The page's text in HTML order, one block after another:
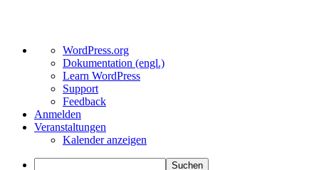
Über
WordPress
WordPress.org
Dokumentation (engl.)
Learn WordPress
Support
Feedback
Anmelden
Veranstaltungen
Kalender anzeigen
Suchen